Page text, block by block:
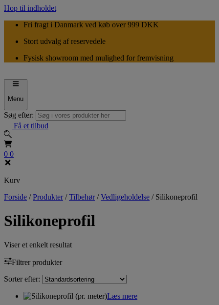
Hop til indholdet
Fri fragt i Danmark ved køb over 999 DKK
Stort udvalg af reservedele
Fysisk showroom med mulighed for fremvisning
Menu
Søg efter:
Få et tilbud
0 0
Kurv
Forside /Produkter /Tilbehør /Vedligeholdelse / Silikoneprofil
Silikoneprofil
Viser et enkelt resultat
Filtrer produkter
Sorter efter:
Læs mere